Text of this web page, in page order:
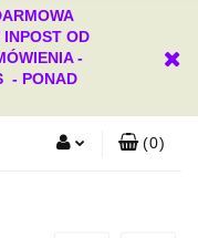
INPOST OD
-
- PONAD
(0)